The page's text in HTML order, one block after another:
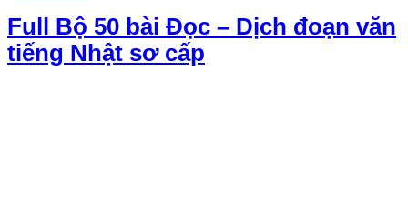
Full Bộ 50 bài Đọc – Dịch đoạn văn
tiếng Nhật sơ cấp